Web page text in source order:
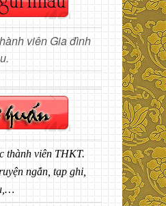
viên Gia đình
thành viên THKT.
ngắn, tạp ghi,